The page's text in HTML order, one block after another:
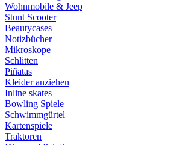
Wohnmobile & Jeep
Stunt Scooter
Beautycases
Notizbücher
Mikroskope
Schlitten
Piñatas
Kleider anziehen
Inline skates
Bowling Spiele
Schwimmgürtel
Kartenspiele
Traktoren